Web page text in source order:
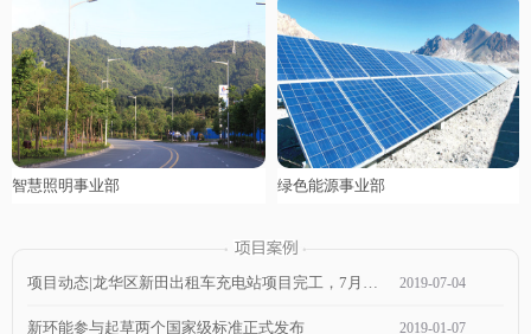
智慧照明事业部 绿色能源事业部
2019-07-04
新环能参与起草两个国家级标准正式发布 2019-01-07